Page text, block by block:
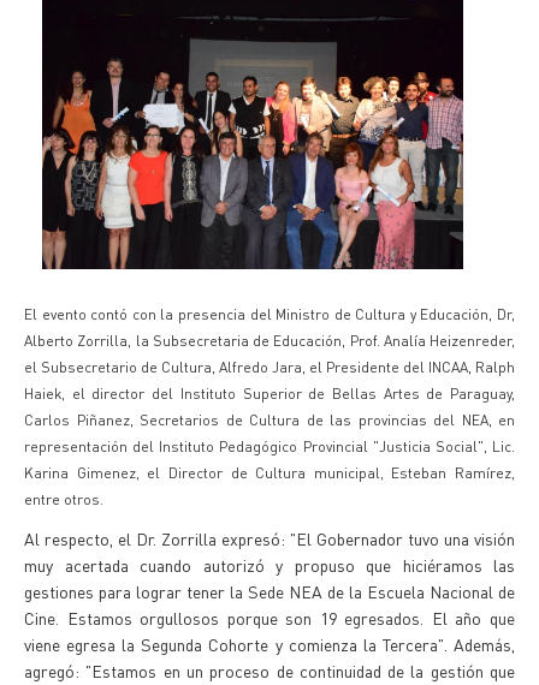
El evento contó con la presencia del Ministro de Cultura y Educación, Dr,
Alberto Zorrilla, la Subsecretaria de Educación, Prof. Analía Heizenreder,
el Subsecretario de Cultura, Alfredo Jara, el Presidente del INCAA, Ralph
Haiek, el director del Instituto Superior de Bellas Artes de Paraguay,
Carlos Piñanez, Secretarios de Cultura de las provincias del NEA, en
representación del Instituto Pedagógico Provincial "Justicia Social", Lic.
Karina Gimenez, el Director de Cultura municipal, Esteban Ramírez,
entre otros.
Al respecto, el Dr. Zorrilla expresó: "El Gobernador tuvo una visión
muy acertada cuando autorizó y propuso que hiciéramos las
gestiones para lograr tener la Sede NEA de la Escuela Nacional de
Cine. Estamos orgullosos porque son 19 egresados. El año que
viene egresa la Segunda Cohorte y comienza la Tercera". Además,
agregó: "Estamos en un proceso de continuidad de la gestión que